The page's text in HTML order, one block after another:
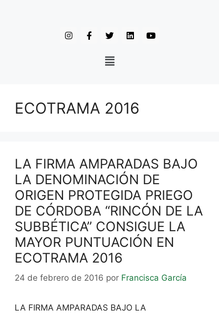
ECOTRAMA 2016
LA FIRMA AMPARADAS BAJO
LA DENOMINACIÓN DE
ORIGEN PROTEGIDA PRIEGO
DE CÓRDOBA “RINCÓN DE LA
SUBBÉTICA” CONSIGUE LA
MAYOR PUNTUACIÓN EN
ECOTRAMA 2016
24 de febrero de 2016 por Francisca García
LA FIRMA AMPARADAS BAJO LA